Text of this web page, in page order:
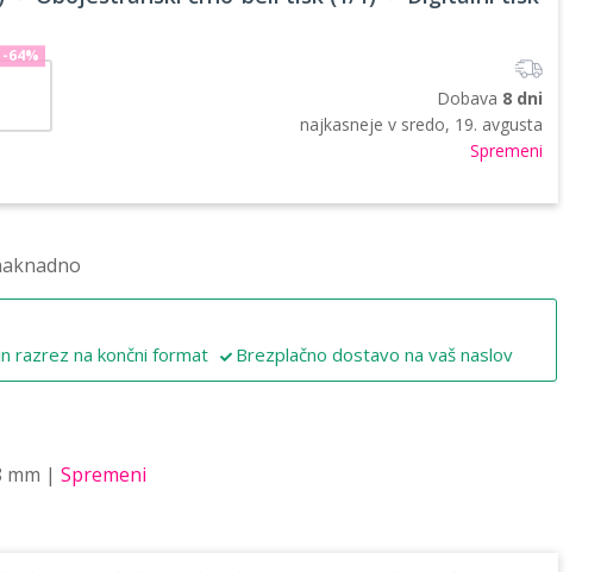
-64%
Dobava 8 dni
najkasneje v sredo, 19. avgusta
Spremeni
razrez na končni format Brezplačno dostavo na vaš naslov
mm | Spremeni